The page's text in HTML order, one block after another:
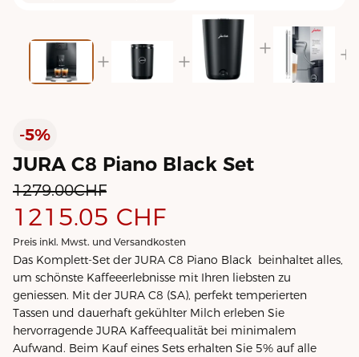
-5%
JURA C8 Piano Black Set
1279.00CHF
1215.05 CHF
Preis inkl. Mwst. und Versandkosten
Das Komplett-Set der JURA C8 Piano Black beinhaltet alles,
um schönste Kaffeeerlebnisse mit Ihren liebsten zu
geniessen. Mit der JURA C8 (SA), perfekt temperierten
Tassen und dauerhaft gekühlter Milch erleben Sie
hervorragende JURA Kaffeequalität bei minimalem
Aufwand. Beim Kauf eines Sets erhalten Sie 5% auf alle